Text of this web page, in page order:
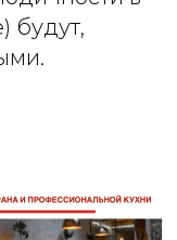
будут,